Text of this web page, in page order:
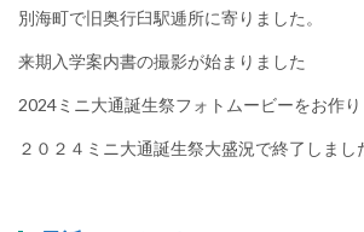
別海町で旧奥行臼駅逓所に寄りました。
来期入学案内書の撮影が始まりました
2024ミニ大通誕生祭フォトムービーをお作り
２０２４ミニ大通誕生祭大盛況で終了しまし